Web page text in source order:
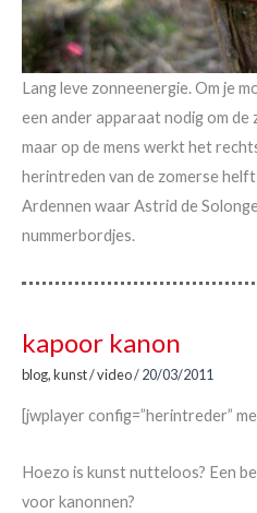
Lang leve zonneenergie. Om je
een ander apparaat nodig om
maar op de mens werkt het
herintreden van de zomerse
Ardennen waar Astrid de
nummerbordjes.
kapoor kanon
blog,kunst/video/20/03/2011
[jwplayer config=”herintreder”
Hoezo is kunst nutteloos? Een
voor kanonnen?